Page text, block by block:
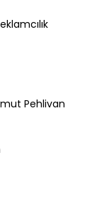
Pehlivan